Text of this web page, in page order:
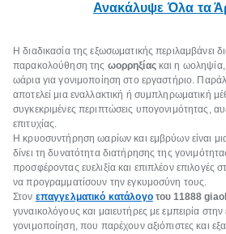
Ανακάλυψε Όλα τα
Η διαδικασία της εξωσωματικής περιλαμβάνει
παρακολούθηση της ωορρηξίαςκαι η ωοληψία,
ωάρια για γονιμοποίηση στο εργαστήριο.
αποτελεί μια εναλλακτική ή συμπληρωματική
συγκεκριμένες περιπτώσεις υπογονιμότητας,
επιτυχίας.
Η κρυοσυντήρηση ωαρίων και εμβρύων είναι
δίνει τη δυνατότητα διατήρησης της
προσφέροντας ευελιξία και επιπλέον επιλογές
να προγραμματίσουν την εγκυμοσύνη τους.
Στον επαγγελματικό κατάλογοτου 11888
γυναικολόγους και μαιευτήρες με εμπειρία
γονιμοποίηση, που παρέχουν αξιόπιστες και